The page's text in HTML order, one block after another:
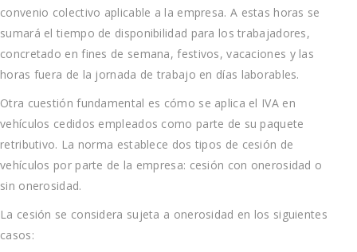
convenio colectivo aplicable a la empresa. A estas horas se
sumará el tiempo de disponibilidad para los trabajadores,
concretado en fines de semana, festivos, vacaciones y las
horas fuera de la jornada de trabajo en días laborables.
Otra cuestión fundamental es cómo se aplica el IVA en
vehículos cedidos empleados como parte de su paquete
retributivo. La norma establece dos tipos de cesión de
vehículos por parte de la empresa: cesión con onerosidad o
sin onerosidad.
La cesión se considera sujeta a onerosidad en los siguientes
casos: